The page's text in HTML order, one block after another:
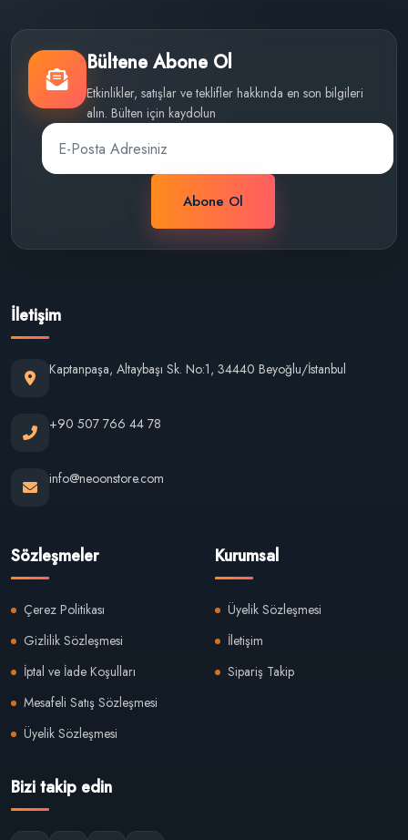
Bültene Abone Ol
Etkinlikler, satışlar ve teklifler hakkında en son bilgileri
alın. Bülten için kaydolun
Abone Ol
İletişim
Kaptanpaşa, Altaybaşı Sk. No:1, 34440 Beyoğlu/İstanbul
+90 507 766 44 78
info@neoonstore.com
Sözleşmeler
Çerez Politikası
Gizlilik Sözleşmesi
İptal ve İade Koşulları
Mesafeli Satış Sözleşmesi
Üyelik Sözleşmesi
Kurumsal
Üyelik Sözleşmesi
İletişim
Sipariş Takip
Bizi takip edin